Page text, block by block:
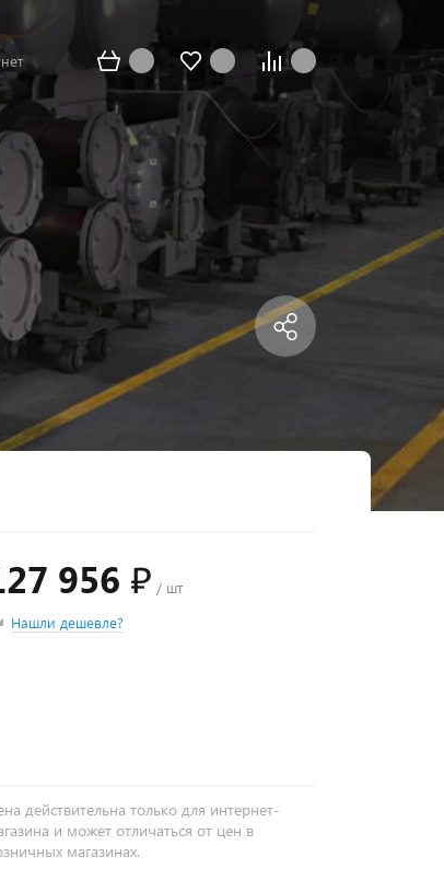
956 ₽ / шт
Нашли дешевле?
действительна только для интернет-
и может отличаться от цен в
магазинах.